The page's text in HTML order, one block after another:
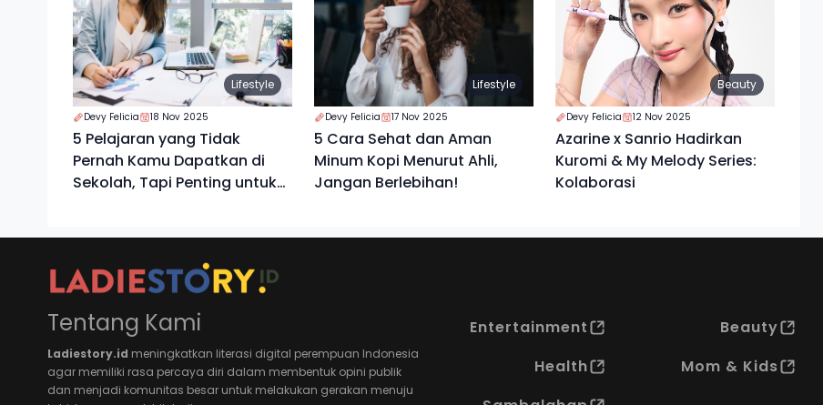
Lifestyle
Devy Felicia 18 Nov 2025
5 Pelajaran yang Tidak
Pernah Kamu Dapatkan di
Sekolah, Tapi Penting untuk
Lifestyle
Devy Felicia 17 Nov 2025
5 Cara Sehat dan Aman
Minum Kopi Menurut Ahli,
Jangan Berlebihan!
Beauty
Devy Felicia 12 Nov 2025
Azarine x Sanrio Hadirkan
Kuromi & My Melody Series:
Kolaborasi
Tentang Kami
Ladiestory.id meningkatkan literasi digital perempuan Indonesia
agar memiliki rasa percaya diri dalam membentuk opini publik
dan menjadi komunitas besar untuk melakukan gerakan menuju
Entertainment Beauty
Health
Mom & Kids